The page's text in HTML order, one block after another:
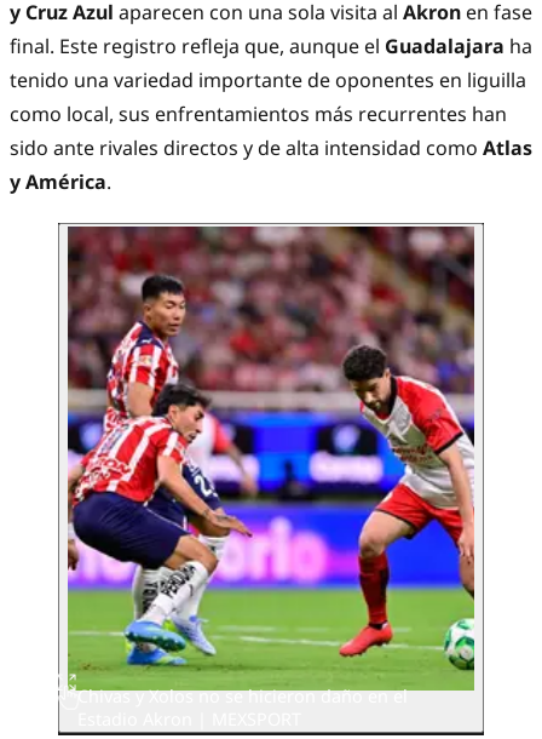
y Cruz Azul aparecen con una sola visita al Akron en fase
final. Este registro refleja que, aunque el Guadalajara ha
tenido una variedad importante de oponentes en liguilla
como local, sus enfrentamientos más recurrentes han
sido ante rivales directos y de alta intensidad como Atlas
y América.
Chivas y Xolos no se hicieron daño en el